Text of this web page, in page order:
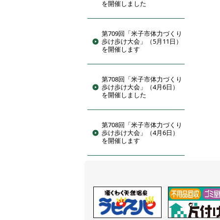
を開催しました
第709回「米子市体力づくり
歩け歩け大会」（5月11日）
を開催します
第708回「米子市体力づくり
歩け歩け大会」（4月6日）
を開催しました
第708回「米子市体力づくり
歩け歩け大会」（4月6日）
を開催します